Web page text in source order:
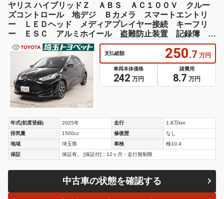
ヤリス ハイブリッドＺ ＡＢＳ ＡＣ１００Ｖ クルー
ズコントロール 地デジ Ｂカメラ スマートエントリ
ー ＬＥＤヘッド メディアプレイヤー接続 キーフリ
ー ＥＳＣ アルミホイール 盗難防止装置 記録簿 Ｅ
ＴＣ ナビ＆ＴＶ
支払総額 250.7 万円
車両本体価格
242 万円
諸費用
8.7 万円
年式(初度登録) 2025年 走行
1.8万km
排気量
1500cc 修復歴
なし
地域
埼玉県 車検
検10.4
保証
保証有。 [保証付]：12ヶ月・走行無制限
中古車の状態を確認する